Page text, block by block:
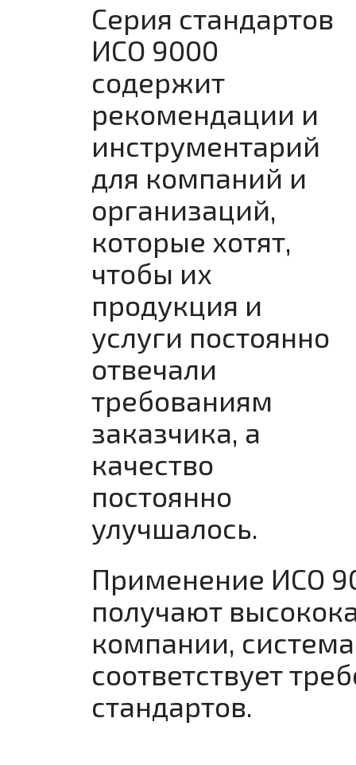
Серия стандартов
ИСО 9000
содержит
рекомендации и
инструментарий
для компаний и
организаций,
которые хотят,
чтобы их
продукция и
услуги постоянно
отвечали
требованиям
заказчика, а
качество
постоянно
улучшалось.
Применение ИСО
получают
компании,
соответствует
стандартов.